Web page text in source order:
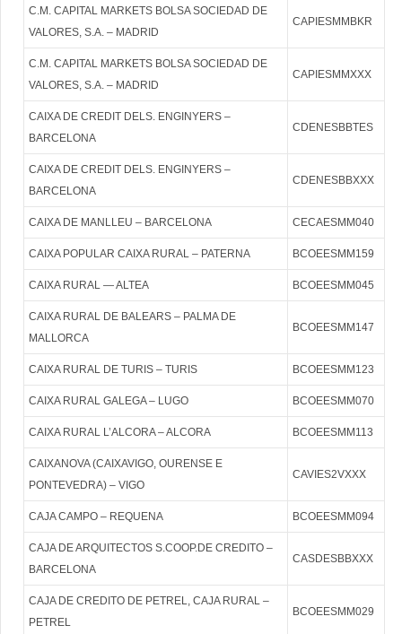
C.M. CAPITAL MARKETS BOLSA SOCIEDAD DE
VALORES, S.A. – MADRID
CAPIESMMBKR
C.M. CAPITAL MARKETS BOLSA SOCIEDAD DE
VALORES, S.A. – MADRID
CAPIESMMXXX
CAIXA DE CREDIT DELS. ENGINYERS –
BARCELONA
CDENESBBTES
CAIXA DE CREDIT DELS. ENGINYERS –
BARCELONA
CDENESBBXXX
CAIXA DE MANLLEU – BARCELONA CECAESMM040
CAIXA POPULAR CAIXA RURAL – PATERNA BCOEESMM159
CAIXA RURAL — ALTEA BCOEESMM045
CAIXA RURAL DE BALEARS – PALMA DE
MALLORCA
BCOEESMM147
CAIXA RURAL DE TURIS – TURIS BCOEESMM123
CAIXA RURAL GALEGA – LUGO BCOEESMM070
CAIXA RURAL L’ALCORA – ALCORA BCOEESMM113
CAIXANOVA (CAIXAVIGO, OURENSE E
PONTEVEDRA) – VIGO
CAVIES2VXXX
CAJA CAMPO – REQUENA BCOEESMM094
CAJA DE ARQUITECTOS S.COOP.DE CREDITO –
BARCELONA
CASDESBBXXX
CAJA DE CREDITO DE PETREL, CAJA RURAL –
PETREL
BCOEESMM029